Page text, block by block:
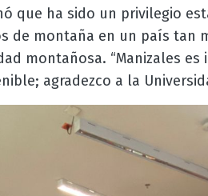
que ha sido un privilegio
de montaña en un país tan
montañosa. “Manizales
agradezco a la